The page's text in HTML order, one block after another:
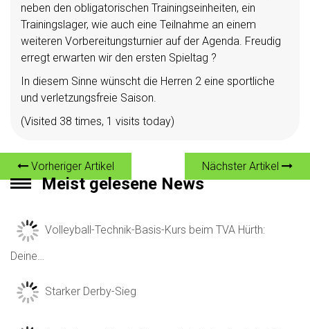
neben den obligatorischen Trainingseinheiten, ein
Trainingslager, wie auch eine Teilnahme an einem
weiteren Vorbereitungsturnier auf der Agenda. Freudig
erregt erwarten wir den ersten Spieltag ?
In diesem Sinne wünscht die Herren 2 eine sportliche
und verletzungsfreie Saison.
(Visited 38 times, 1 visits today)
Vorheriger Artikel Nächster Artikel
Meist gelesene News
Volleyball-Technik-Basis-Kurs beim TVA Hürth:
Deine…
Starker Derby-Sieg